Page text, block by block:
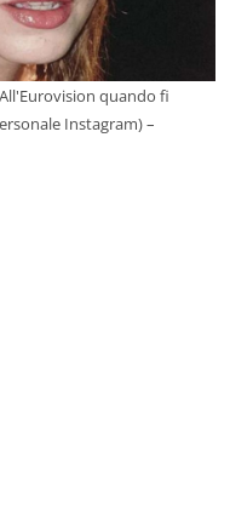
quando fi
Instagram) –